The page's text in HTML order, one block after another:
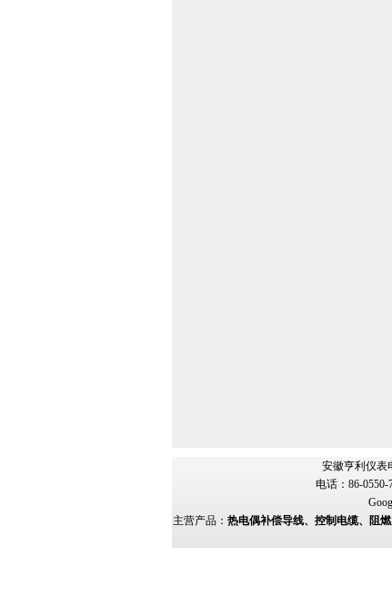
安徽亨利仪表
电话：86-0550-
主营产品： 热电偶补偿导线、控制电缆、阻